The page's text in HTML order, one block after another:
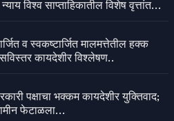
विश्व साप्ताहिकातील विशेष वृत्तांत...
व स्वकष्टार्जित मालमत्तेतील हक्क
सविस्तर कायदेशीर विश्लेषण..
पक्षाचा भक्कम कायदेशीर युक्तिवाद;
फेटाळला...